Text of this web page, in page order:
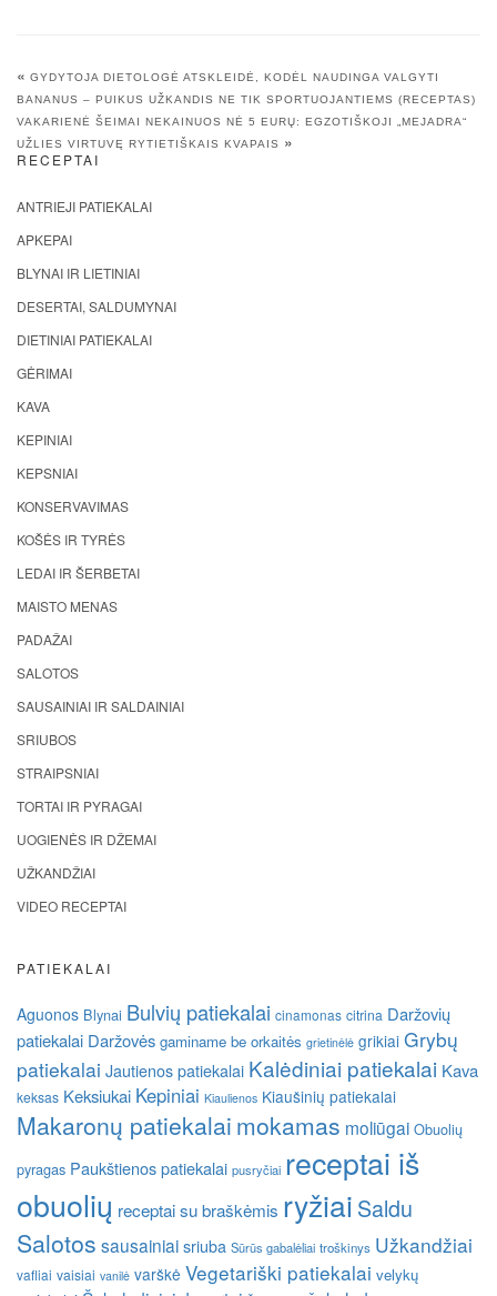
« GYDYTOJA DIETOLOGĖ ATSKLEIDĖ, KODĖL NAUDINGA VALGYTI
BANANUS – PUIKUS UŽKANDIS NE TIK SPORTUOJANTIEMS (RECEPTAS)
VAKARIENĖ ŠEIMAI NEKAINUOS NĖ 5 EURŲ: EGZOTIŠKOJI „MEJADRA“
UŽLIES VIRTUVĘ RYTIETIŠKAIS KVAPAIS
»
RECEPTAI
ANTRIEJI PATIEKALAI
APKEPAI
BLYNAI IR LIETINIAI
DESERTAI, SALDUMYNAI
DIETINIAI PATIEKALAI
GĖRIMAI
KAVA
KEPINIAI
KEPSNIAI
KONSERVAVIMAS
KOŠĖS IR TYRĖS
LEDAI IR ŠERBETAI
MAISTO MENAS
PADAŽAI
SALOTOS
SAUSAINIAI IR SALDAINIAI
SRIUBOS
STRAIPSNIAI
TORTAI IR PYRAGAI
UOGIENĖS IR DŽEMAI
UŽKANDŽIAI
VIDEO RECEPTAI
PATIEKALAI
Aguonos Blynai Bulvių patiekalai cinamonas citrina Daržovių
patiekalai Daržovės gaminame be orkaitės grietinėlė grikiai Grybų
patiekalai Jautienos patiekalai Kalėdiniai patiekalai Kava
keksas Keksiukai Kepiniai Kiaulienos Kiaušinių patiekalai
Makaronų patiekalai mokamas moliūgai Obuolių
pyragas Paukštienos patiekalai pusryčiai receptai iš
obuolių receptai su braškėmis ryžiai Saldu
Salotos sausainiai sriuba Sūrūs gabalėliai troškinys Užkandžiai
vafliai vaisiai vanilė varškė Vegetariški patiekalai velykų